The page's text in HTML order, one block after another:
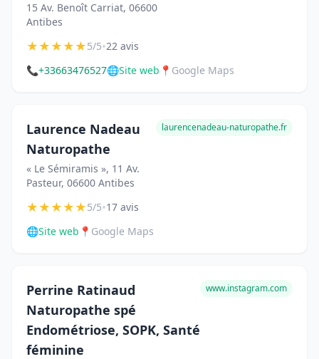
15 Av. Benoît Carriat, 06600
Antibes
★★★★★5/5•22 avis
📞+33663476527🌐Site web 📍 Google Maps
Laurence Nadeau
Naturopathe
« Le Sémiramis », 11 Av.
Pasteur, 06600 Antibes
laurencenadeau-naturopathe.fr
★★★★★5/5•17 avis
🌐Site web 📍 Google Maps
Perrine Ratinaud
Naturopathe spé
Endométriose, SOPK, Santé
féminine
www.instagram.com